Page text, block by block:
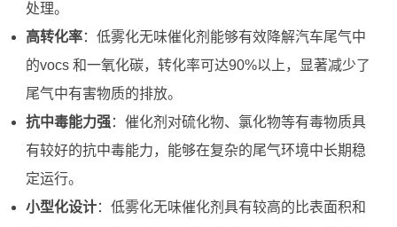
处理。
高转化率：低雾化无味催化剂能够有效降解汽车尾气中
的vocs 和一氧化碳，转化率可达90%以上，显著减少了
尾气中有害物质的排放。
抗中毒能力强：催化剂对硫化物、氯化物等有毒物质具
有较好的抗中毒能力，能够在复杂的尾气环境中长期稳
定运行。
小型化设计：低雾化无味催化剂具有较高的比表面积和